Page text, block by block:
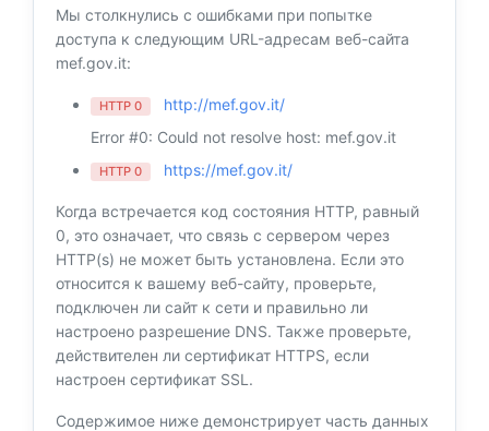
Мы столкнулись с ошибками при попытке
доступа к следующим URL-адресам веб-сайта
mef.gov.it:
HTTP 0
http://mef.gov.it/
Error #0: Could not resolve host: mef.gov.it
HTTP 0 https://mef.gov.it/
Когда встречается код состояния HTTP, равный
0, это означает, что связь с сервером через
HTTP(s) не может быть установлена. Если это
относится к вашему веб-сайту, проверьте,
подключен ли сайт к сети и правильно ли
настроено разрешение DNS. Также проверьте,
действителен ли сертификат HTTPS, если
настроен сертификат SSL.
Содержимое ниже демонстрирует часть данных